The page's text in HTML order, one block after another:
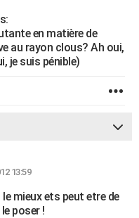
en matière de
au rayon clous? Ah oui,
je suis pénible)
13:59
mieux ets peut etre de
poser !